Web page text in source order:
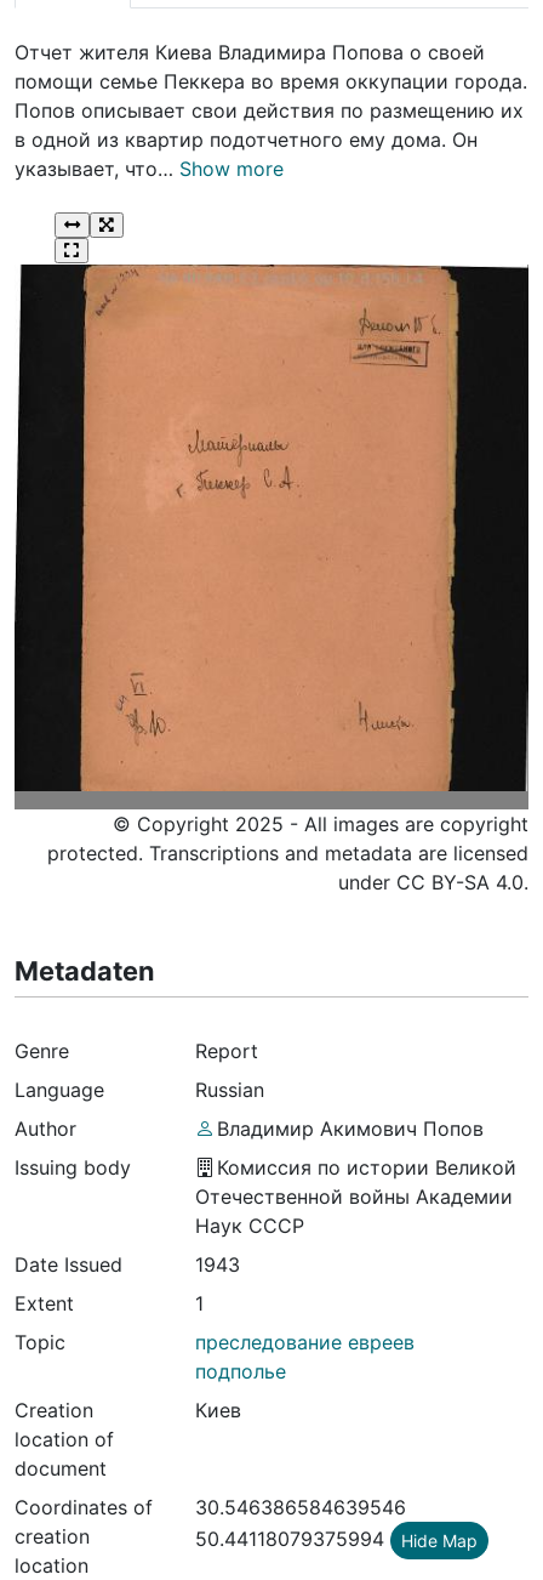
Отчет жителя Киева Владимира Попова о своей
помощи семье Пеккера во время оккупации города.
Попов описывает свои действия по размещению их
в одной из квартир подотчетного ему дома. Он
указывает, что… Show more
© Copyright 2025 - All images are copyright
protected. Transcriptions and metadata are licensed
under CC BY-SA 4.0.
Metadaten
Genre
Report
Language
Russian
Author
Владимир Акимович Попов
Issuing body
Комиссия по истории Великой
Отечественной войны Академии
Наук СССР
Date Issued
1943
Extent
1
Topic
преследование евреев
подполье
Creation
location of
document
Киев
Coordinates of
creation
location
30.546386584639546
50.44118079375994 Hide Map